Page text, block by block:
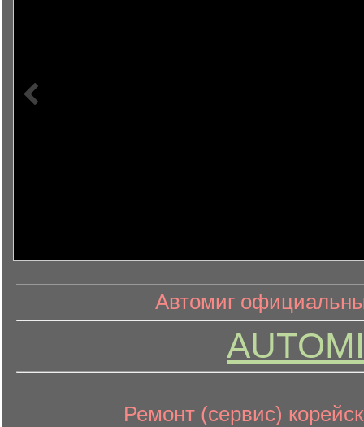
информационный контент
Автомиг
Ремонт (сервис)